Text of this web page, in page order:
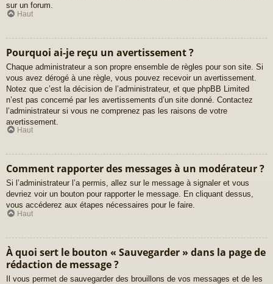
sur un forum.
Haut
Pourquoi ai-je reçu un avertissement ?
Chaque administrateur a son propre ensemble de règles pour son site. Si
vous avez dérogé à une règle, vous pouvez recevoir un avertissement.
Notez que c’est la décision de l’administrateur, et que phpBB Limited
n’est pas concerné par les avertissements d’un site donné. Contactez
l’administrateur si vous ne comprenez pas les raisons de votre
avertissement.
Haut
Comment rapporter des messages à un modérateur ?
Si l’administrateur l’a permis, allez sur le message à signaler et vous
devriez voir un bouton pour rapporter le message. En cliquant dessus,
vous accéderez aux étapes nécessaires pour le faire.
Haut
À quoi sert le bouton « Sauvegarder » dans la page de
rédaction de message ?
Il vous permet de sauvegarder des brouillons de vos messages et de les